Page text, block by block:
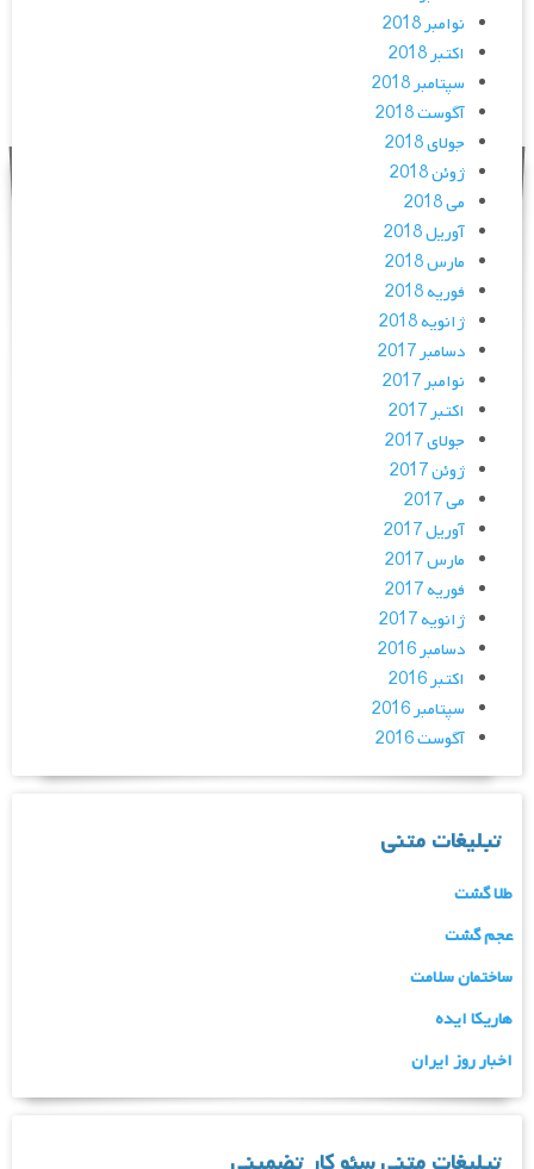
نوامبر 2018
اکتبر 2018
سپتامبر 2018
آگوست 2018
جولای 2018
ژوئن 2018
می 2018
آوریل 2018
مارس 2018
فوریه 2018
ژانویه 2018
دسامبر 2017
نوامبر 2017
اکتبر 2017
جولای 2017
ژوئن 2017
می 2017
آوریل 2017
مارس 2017
فوریه 2017
ژانویه 2017
دسامبر 2016
اکتبر 2016
سپتامبر 2016
آگوست 2016
تبلیغات متنی
طلا گشت
عجم گشت
ساختمان سلامت
هاریکا ایده
اخبار روز ایران